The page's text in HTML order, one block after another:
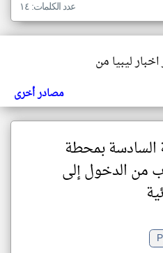
عدد الكلمات: ١٤
ليبيا من
مصادر أخرى
السادسة بمحطة
من الدخول إلى